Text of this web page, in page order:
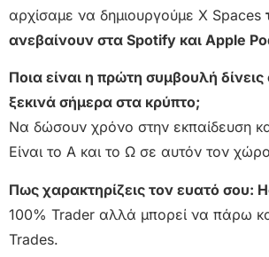
αρχίσαμε να δημιουργούμε Χ Spaces
ανεβαίνουν στα Spotify και Apple
Ποια είναι η πρώτη συμβουλή
ξεκινά σήμερα στα κρύπτο;
Να δώσουν χρόνο στην εκπαίδευση
Είναι το Α και το Ω σε αυτόν τον
Πως χαρακτηρίζεις τον ευατό σου:
100% Trader αλλά μπορεί να πάρω
Trades.